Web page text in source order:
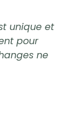
unique et
pour
ne